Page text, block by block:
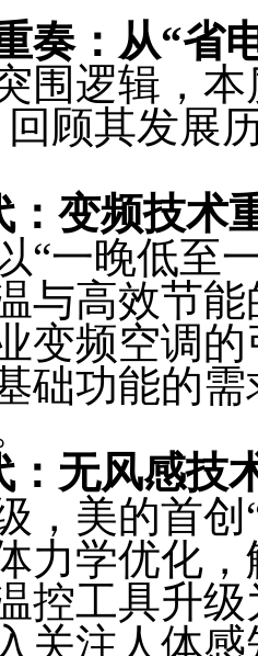
奏：从“省
围逻辑，
回顾其发展
：变频技术
“一晚低至
与高效节
变频空调
础功能的
：无风感技
，美的首
力学优化
控工具升
关注人体